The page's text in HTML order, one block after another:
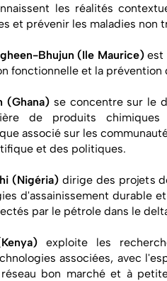
les réalités
et prévenir les maladies non
Bhujun (Ile Maurice)est
fonctionnelle et la prévention
(Ghana) se concentre sur le
de produits chimiques
associé sur les
et des politiques.
(Nigéria)dirige des projets
d'assainissement durable
par le pétrole dans le
exploite les
associées, avec
bon marché et à